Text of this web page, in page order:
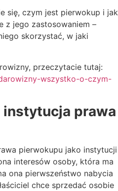
się, czym jest pierwokup i jak
z jego zastosowaniem –
skorzystać, w jaki
przeczytacie tutaj:
wszystko-o-czym-
prawa
pierwokupu jako instytucji
interesów osoby, która ma
ona pierwszeństwo nabycia
chce sprzedać osobie